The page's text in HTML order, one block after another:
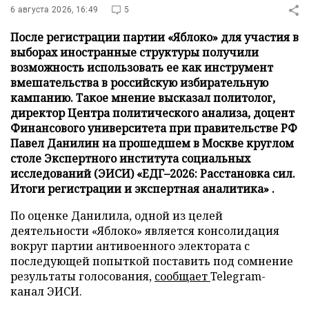
6 августа 2026, 16:49 5
После регистрации партии «Яблоко» для участия в
выборах иностранные структуры получили
возможность использовать ее как инструмент
вмешательства в российскую избирательную
кампанию. Такое мнение высказал политолог,
директор Центра политического анализа, доцент
Финансового университета при правительстве РФ
Павел Данилин на прошедшем в Москве круглом
столе Экспертного института социальных
исследований (ЭИСИ) «ЕДГ–2026: Расстановка сил.
Итоги регистрации и экспертная аналитика» .
По оценке Данилила, одной из целей
деятельности «Яблоко» является консолидация
вокруг партии антивоенного электората с
последующей попыткой поставить под сомнение
результаты голосования, сообщаетTelegram-
канал ЭИСИ.